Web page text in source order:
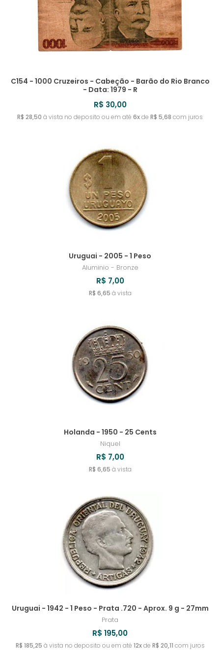
C154 - 1000 Cruzeiros - Cabeção - Barão do Rio Branco
- Data: 1979 - R
R$ 30,00
R$ 28,50 à vista no deposito ou em até 6xde R$ 5,68 com juros
Uruguai - 2005 - 1 Peso
Aluminio - Bronze
R$ 7,00
R$ 6,65 à vista
Holanda - 1950 - 25 Cents
Niquel
R$ 7,00
R$ 6,65 à vista
Uruguai - 1942 - 1 Peso - Prata .720 - Aprox. 9 g - 27mm
Prata
R$ 195,00
R$ 185,25 à vista no deposito ou em até 12xde R$ 20,11 com juros